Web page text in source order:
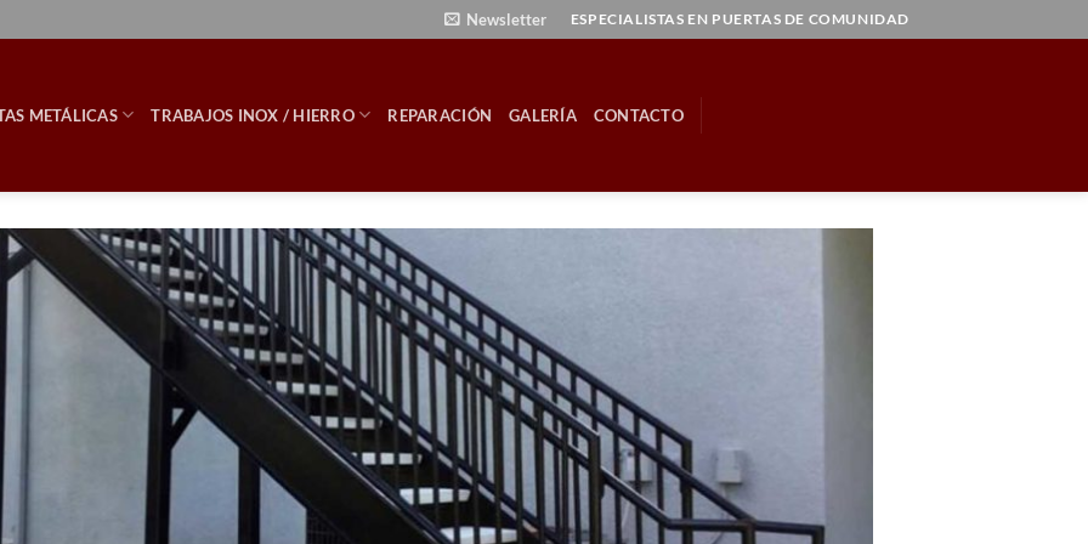
Newsletter ESPECIALISTAS EN PUERTAS DE COMUNIDAD
METÁLICAS TRABAJOS INOX / HIERRO REPARACIÓN GALERÍA CONTACTO